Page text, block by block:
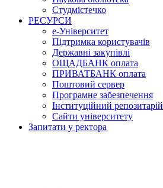
Студмістечко
РЕСУРСИ
е-Університет
Підтримка користувачів
Державні закупівлі
ОЩАДБАНК оплата
ПРИВАТБАНК оплата
Поштовий сервер
Програмне забезпечення
Інституційний репозитарій
Сайти університету
Запитати у ректора